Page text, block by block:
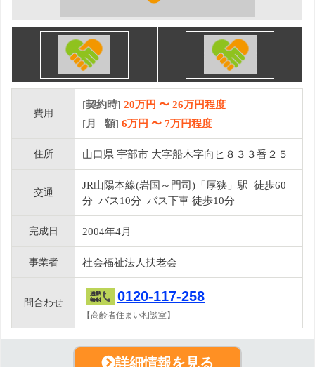
費用
[契約時] 20万円 〜 26万円程度
[月 額] 6万円 〜 7万円程度
住所 山口県 宇部市 大字船木字向ヒ８３３番２５
交通
JR山陽本線(岩国～門司)「厚狭」駅 徒歩60
分 バス10分 バス下車 徒歩10分
完成日 2004年4月
事業者 社会福祉法人扶老会
問合わせ 0120-117-258
【高齢者住まい相談室】
詳細情報を見る